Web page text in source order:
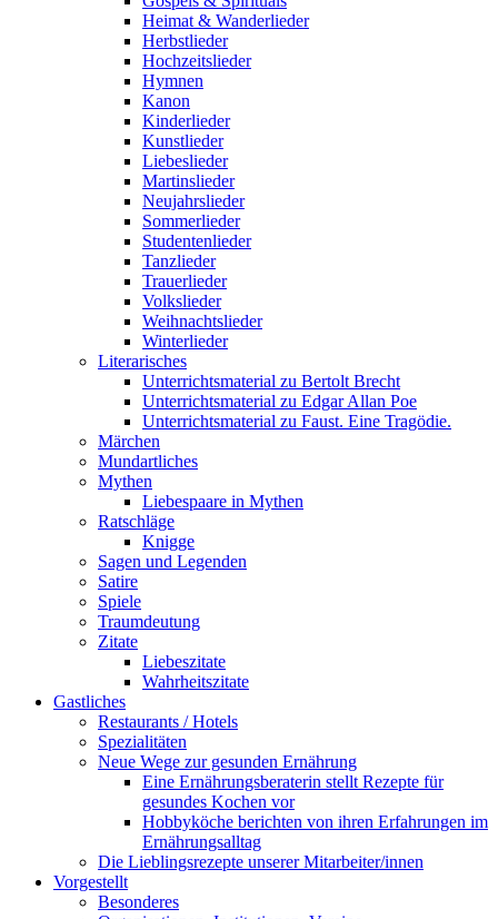
Heimat & Wanderlieder
Herbstlieder
Hochzeitslieder
Hymnen
Kanon
Kinderlieder
Kunstlieder
Liebeslieder
Martinslieder
Neujahrslieder
Sommerlieder
Studentenlieder
Tanzlieder
Trauerlieder
Volkslieder
Weihnachtslieder
Winterlieder
Literarisches
Unterrichtsmaterial zu Bertolt Brecht
Unterrichtsmaterial zu Edgar Allan Poe
Unterrichtsmaterial zu Faust. Eine Tragödie.
Märchen
Mundartliches
Mythen
Liebespaare in Mythen
Ratschläge
Knigge
Sagen und Legenden
Satire
Spiele
Traumdeutung
Zitate
Liebeszitate
Wahrheitszitate
Gastliches
Restaurants / Hotels
Spezialitäten
Neue Wege zur gesunden Ernährung
Eine Ernährungsberaterin stellt Rezepte für
gesundes Kochen vor
Hobbyköche berichten von ihren Erfahrungen im
Ernährungsalltag
Die Lieblingsrezepte unserer Mitarbeiter/innen
Vorgestellt
Besonderes